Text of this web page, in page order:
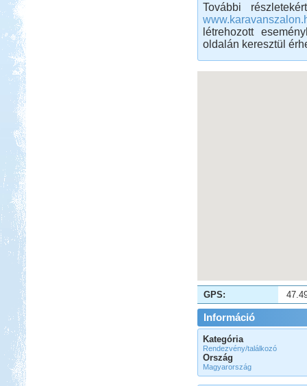
További
létrehozott
oldalán keresztül
GPS:
Információ
Kategória
Rendezvény/találkozó
Ország
Magyarország